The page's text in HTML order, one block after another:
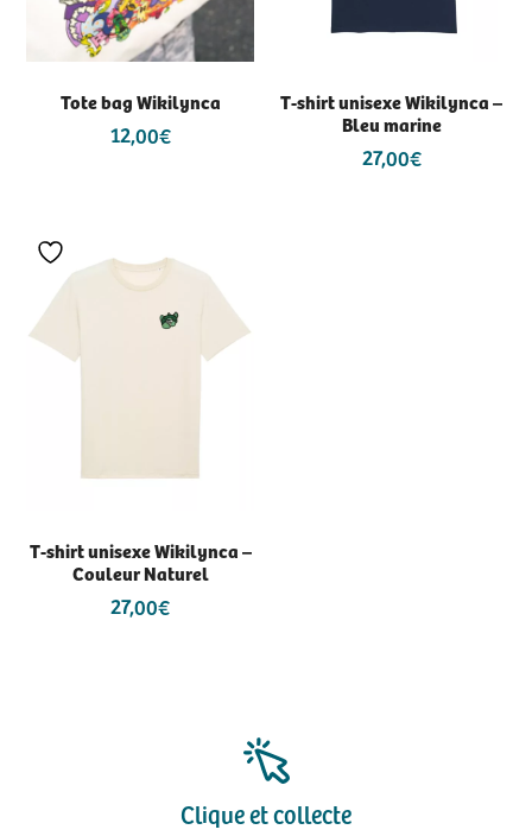
Tote bag Wikilynca
12,00€
T-shirt unisexe Wikilynca –
Bleu marine
27,00€
T-shirt unisexe Wikilynca –
Couleur Naturel
27,00€
Clique et collecte